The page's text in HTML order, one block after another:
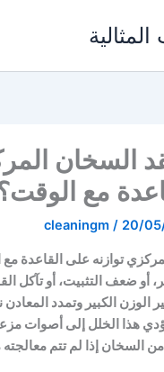
السخان
مع
cleaningm / 20/
توازنه على القاعدة
أو ضعف التثبيت، أو تآكل
الوزن الكبير وتمدد المعادن
هذا الخلل إلى أصوات
السخان إذا لم تتم معالجته